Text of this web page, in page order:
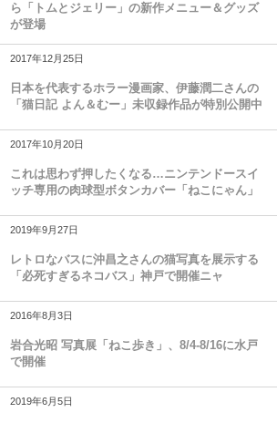
ら「トムとジェリー」の新作メニュー＆グッズ
が登場
2017年12月25日
日本を代表するホラー漫画家、伊藤潤二さんの
「猫日記 よん＆むー」未収録作品が特別公開中
2017年10月20日
これは思わず押したくなる…ニンテンドースイ
ッチ専用の肉球型ボタンカバー「ねこにゃん」
2019年9月27日
レトロなバスに沖昌之さんの猫写真を展示する
「必死すぎるネコバス」神戸で開催ニャ
2016年8月3日
岩合光昭 写真展「ねこ歩き」、8/4-8/16に水戸
で開催
2019年6月5日